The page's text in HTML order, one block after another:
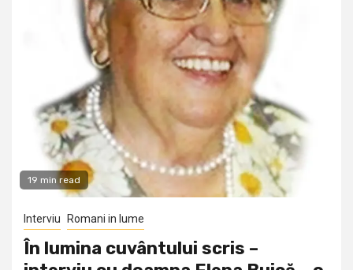
19 min read
Interviu Romani in lume
În lumina cuvântului scris –